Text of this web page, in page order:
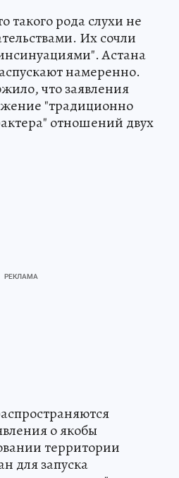
рода слухи не
Их сочли
Астана
намеренно.
что заявления
"традиционно
отношений двух
о якобы
территории
для запуска